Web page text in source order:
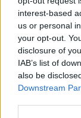
interest-based
us or personal
your opt-out.
disclosure of
IAB’s list of
also be
Downstream